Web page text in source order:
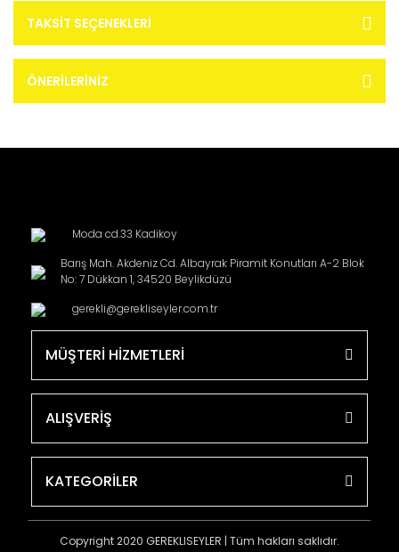
TAKSIT SEÇENEKLERI
ÖNERILERINIZ
Moda cd.33 Kadikoy
Barış Mah. Akdeniz Cd. Albayrak Piramit Konutları A-2 Blok
No: 7 Dükkan 1, 34520 Beylikdüzü
gerekli@gerekliseyler.com.tr
MÜŞTERİ HİZMETLERİ
ALIŞVERİŞ
KATEGORİLER
Copyright 2020 GEREKLISEYLER | Tüm hakları saklıdır.